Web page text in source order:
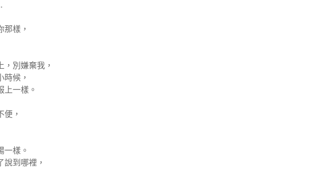
那樣，
，別嫌棄我，
時候，
上一樣。
便，
一樣。
說到哪裡，